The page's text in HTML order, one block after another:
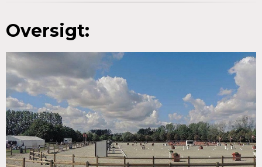
Oversigt: